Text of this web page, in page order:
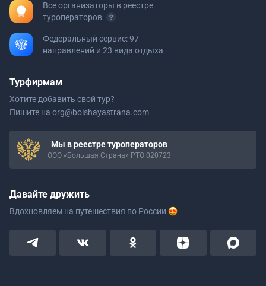
Все организаторы в реестре
туроператоров
Федеральный сервис: 97
направлений и 23 вида отдыха
Турфирмам
Хотите добавить свой тур?
Пишите на org@bolshayastrana.com
Мы в реестре туроператоров
ООО «Большая Страна» РТО 020723
Давайте дружить
Вдохновляем на путешествия по России